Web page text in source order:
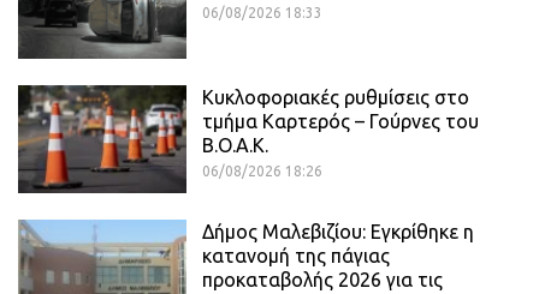
06/08/2026 18:33
Κυκλοφοριακές ρυθμίσεις στο
τμήμα Καρτερός – Γούρνες του
Β.Ο.Α.Κ.
06/08/2026 18:26
Δήμος Μαλεβιζίου: Εγκρίθηκε η
κατανομή της πάγιας
προκαταβολής 2026 για τις